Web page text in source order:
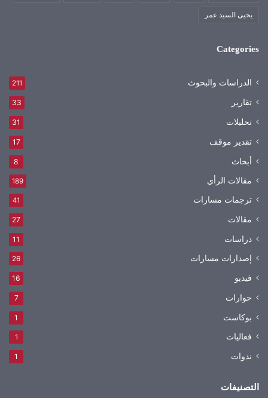
يحيى السيد عمر
Categories
الدراسات والبحوث 211
تقارير 33
تحليلات 31
تقدير موقف 17
أبحاث 8
مقالات الرأي 189
ترجمات مسارات 41
مقالات 27
دراسات 11
إصدارات مسارات 26
فيديو 16
حوارات 7
بوكاست 1
فعاليات 1
ندوات 1
التصنيفات